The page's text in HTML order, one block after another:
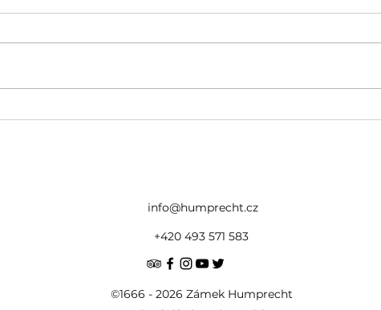
info@humprecht.cz
+420 493 571 583
©1666 - 2026 Zámek Humprecht